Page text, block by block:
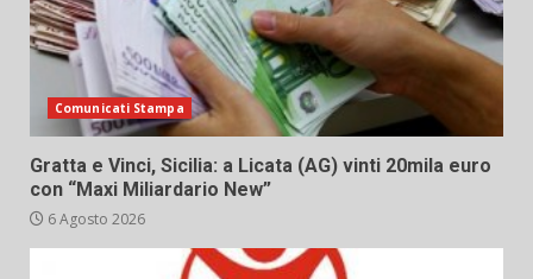
Comunicati Stampa
Gratta e Vinci, Sicilia: a Licata (AG) vinti 20mila euro
con “Maxi Miliardario New”
6 Agosto 2026